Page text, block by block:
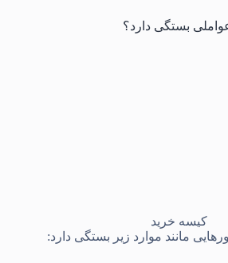
بستگی دارد؟
کیسه خرید
مانند موارد زیر بستگی دارد: